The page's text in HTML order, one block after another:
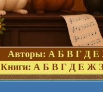
Авторы: А Б В Г Д Е
Книги: А Б В Г Д Е Ж З